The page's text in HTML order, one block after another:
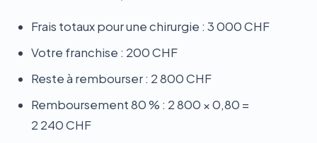
Frais totaux pour une chirurgie : 3 000 CHF
Votre franchise : 200 CHF
Reste à rembourser : 2 800 CHF
Remboursement 80 % : 2 800 × 0,80 =
2 240 CHF